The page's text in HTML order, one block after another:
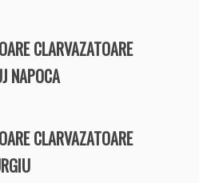
CLARVAZATOARE
NAPOCA
CLARVAZATOARE